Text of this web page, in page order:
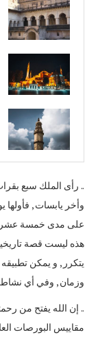
.. رأى الملك سبع
وأخر يابسات ,
على مدى خمسة عشر
هذه ليست قصة تاريخية
يتكرر , و يمكن
وزمان , وفي أي نشاط
.. إن الله يفتح من
مقاييس البورصات